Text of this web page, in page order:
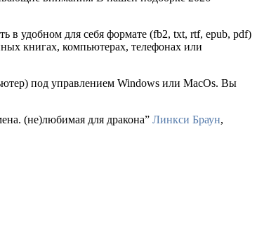
в удобном для себя формате (fb2, txt, rtf, epub, pdf)
книгах, компьютерах, телефонах или
под управлением Windows или MacOs. Вы
(не)любимая для дракона” Линкси Браун,